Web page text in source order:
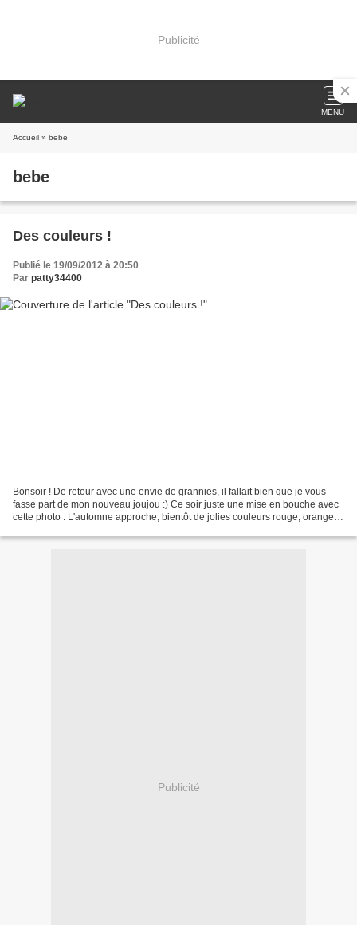
Publicité
MENU
Accueil » bebe
bebe
Des couleurs !
Publié le 19/09/2012 à 20:50
Par patty34400
Bonsoir ! De retour avec une envie de grannies, il fallait bien que je vous
fasse part de mon nouveau joujou :) Ce soir juste une mise en bouche avec
cette photo : L'automne approche, bientôt de jolies couleurs rouge, orange et
Publicité